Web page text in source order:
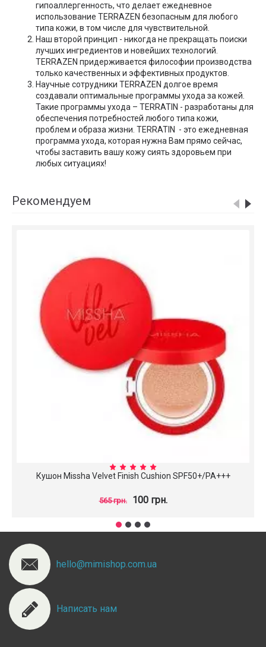
гипоаллергенность, что делает ежедневное
использование TERRAZEN безопасным для любого
типа кожи, в том числе для чувствительной.
Наш второй принцип - никогда не прекращать поиски
лучших ингредиентов и новейших технологий.
TERRAZEN придерживается философии производства
только качественных и эффективных продуктов.
Научные сотрудники TERRAZEN долгое время
создавали оптимальные программы ухода за кожей.
Такие программы ухода – TERRATIN - разработаны для
обеспечения потребностей любого типа кожи,
проблем и образа жизни. TERRATIN - это ежедневная
программа ухода, которая нужна Вам прямо сейчас,
чтобы заставить вашу кожу сиять здоровьем при
любых ситуациях!
Рекомендуем
Кушон Missha Velvet Finish Cushion SPF50+/PA+++
565 грн. 100 грн.
hello@mimishop.com.ua
Написать нам